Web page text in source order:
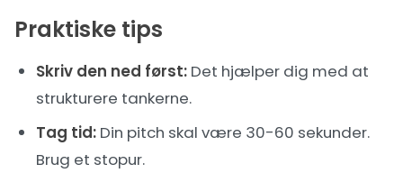
Praktiske tips
Skriv den ned først: Det hjælper dig med at
strukturere tankerne.
Tag tid: Din pitch skal være 30-60 sekunder.
Brug et stopur.